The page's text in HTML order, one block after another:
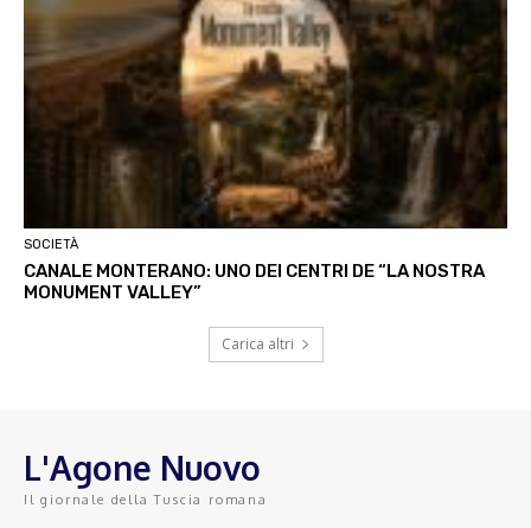
SOCIETÀ
CANALE MONTERANO: UNO DEI CENTRI DE “LA NOSTRA
MONUMENT VALLEY”
Carica altri
L'Agone Nuovo
Il giornale della Tuscia romana